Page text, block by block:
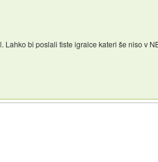
Lahko bi poslali tiste igralce kateri še niso v